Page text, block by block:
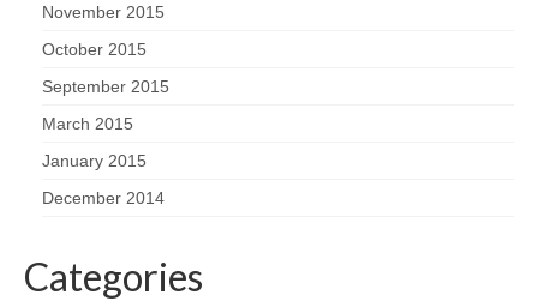
November 2015
October 2015
September 2015
March 2015
January 2015
December 2014
Categories